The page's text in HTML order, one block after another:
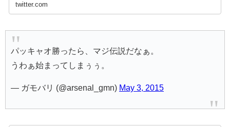
twitter.com
パッキャオ勝ったら、マジ伝説だなぁ。
うわぁ始まってしまぅぅ。
— ガモバリ (@arsenal_gmn) May 3, 2015